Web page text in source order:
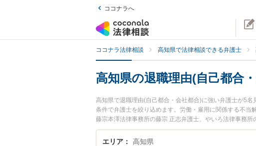
ココナラへ
ココナラ法律相談 高知県で法律相談できる弁護士
高知県の退職理由(自己都合
高知県で退職理由(自己都合・会社都合)に強い弁護士が5
条件で弁護士を絞り込めます。労働・雇用に関係する不
藤宗本澤法律事務所の藤宗 正志弁護士、やいろ法律事務
退職理由(自己都合・会社都合)のトラブルを今すぐに弁護
無料で退職理由(自己都合・会社都合)を法律相談できる高
エリア 高知県